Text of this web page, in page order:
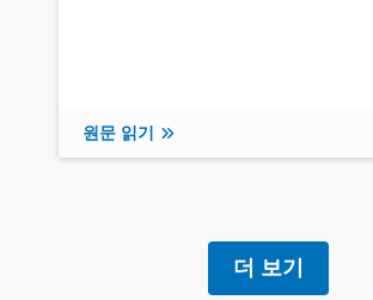
원문 읽기
더 보기